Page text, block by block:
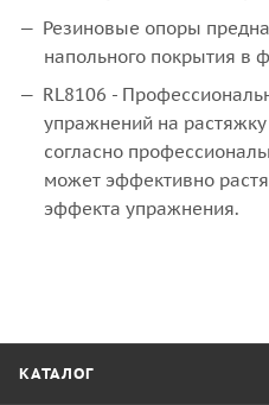
Резиновые опоры
напольного покрытия в
RL8106 -
упражнений на
согласно
может эффективно
эффекта упражнения.
КАТАЛОГ